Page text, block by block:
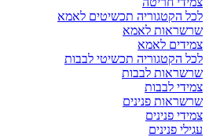
לכל הקטגוריה תכשיטים לאמא
שרשראות לאמא
צמידים לאמא
לכל הקטגוריה תכשיטי לבבות
שרשראות לבבות
צמידי לבבות
שרשראות פנינים
צמידי פנינים
עגילי פנינים